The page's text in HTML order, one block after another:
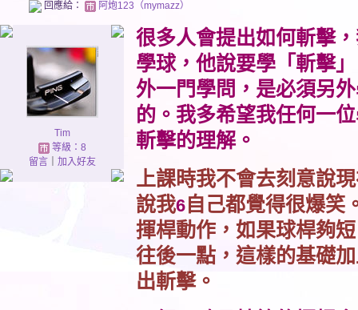
回應給： 阿炮123（mymazz）
Tim
等級：8
留言｜ 加入好友
很多人會提出如何斬擊
學球，他說要學「斬擊
外一門學問，是必須另
的。我多希望我任何一
斬擊的理解。
上課時我不會去刻意說
說我6自己都覺得很爆笑
揮桿動作，如果球桿夠
往後一點，這樣的基礎
出斬擊。